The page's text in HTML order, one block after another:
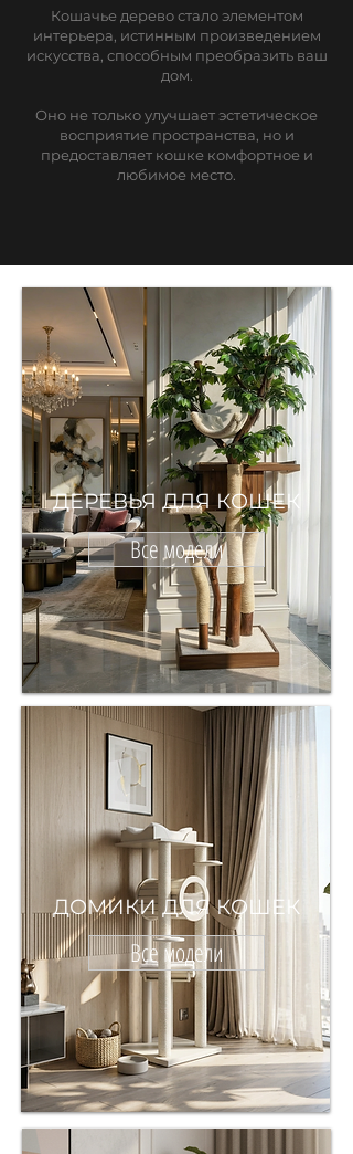
Кошачье дерево стало элементом
интерьера, истинным произведением
искусства, способным преобразить ваш
дом.
Оно не только улучшает эстетическое
восприятие пространства, но и
предоставляет кошке комфортное и
любимое место.
ДЕРЕВЬЯ ДЛЯ КОШЕК
Все модели
ДОМИКИ ДЛЯ КОШЕК
Все модели